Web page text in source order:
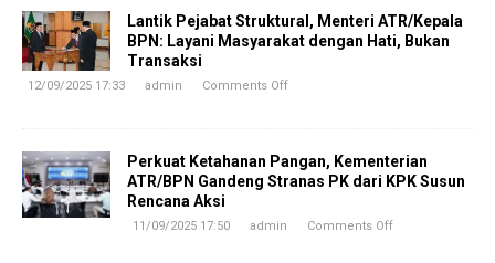
Lantik Pejabat Struktural, Menteri ATR/Kepala
BPN: Layani Masyarakat dengan Hati, Bukan
Transaksi
12/09/2025 17:33 admin Comments Off
Perkuat Ketahanan Pangan, Kementerian
ATR/BPN Gandeng Stranas PK dari KPK Susun
Rencana Aksi
11/09/2025 17:50 admin Comments Off